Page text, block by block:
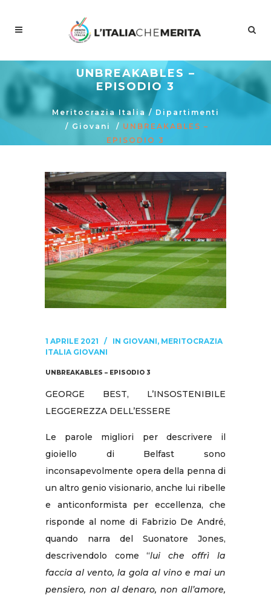
UNBREAKABLES –
EPISODIO 3
Meritocrazia Italia / Dipartimenti
/ Giovani / UNBREAKABLES –
EPISODIO 3
1 APRILE 2021 IN GIOVANI, MERITOCRAZIA
ITALIA GIOVANI
UNBREAKABLES – EPISODIO 3
GEORGE BEST, L’INSOSTENIBILE
LEGGEREZZA DELL’ESSERE
Le parole migliori per descrivere il
gioiello di Belfast sono
inconsapevolmente opera della penna di
un altro genio visionario, anche lui ribelle
e anticonformista per eccellenza, che
risponde al nome di Fabrizio De André,
quando narra del Suonatore Jones,
descrivendolo come “lui che offrì la
faccia al vento, la gola al vino e mai un
pensiero, non al denaro, non all’amore,